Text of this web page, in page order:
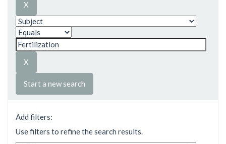
Start a new search
Add filters:
Use filters to refine the search results.